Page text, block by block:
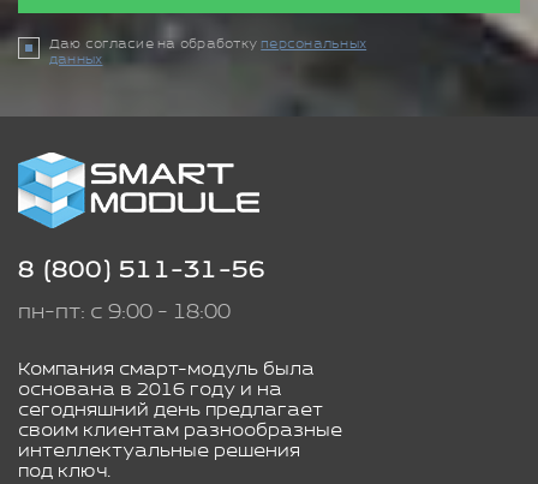
Даю согласие на обработку персональных
данных
8 (800) 511-31-56
пн-пт: с 9:00 - 18:00
Компания смарт-модуль была
основана в 2016 году и на
сегодняшний день предлагает
своим клиентам разнообразные
интеллектуальные решения
под ключ.